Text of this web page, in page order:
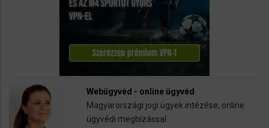
Webügyvéd - online ügyvéd
Magyarországi jogi ügyek intézése, online
ügyvédi megbízással